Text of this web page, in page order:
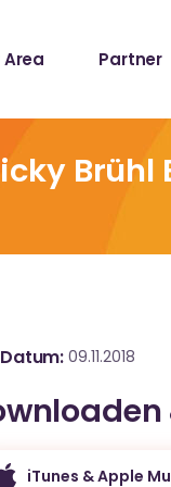
Area Partner
Brühl
09.11.2018
iTunes & Apple